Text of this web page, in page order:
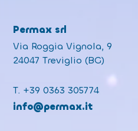
Permax srl
Via Roggia Vignola, 9
24047 Treviglio (BG)
T. +39 0363 305774
info@permax.it